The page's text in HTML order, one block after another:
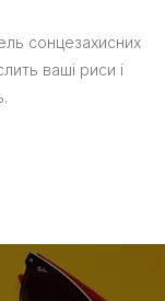
сонцезахисних
ваші риси і